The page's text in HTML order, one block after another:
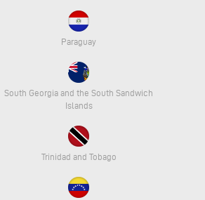
Paraguay
South Georgia and the South Sandwich
Islands
Trinidad and Tobago